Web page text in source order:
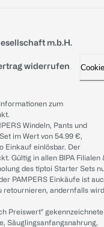
m.b.H.
widerrufen
zum
Windeln, Pants und
im Wert von 54.99 €,
Einkauf einlösbar. Der
Gültig in allen BIPA Filialen
des tiptoi Starter Sets
PAMPERS Einkäufe ist
retournieren, andernfalls wird
Preiswert" gekennzeichnete
Säuglingsanfangsnahrung,